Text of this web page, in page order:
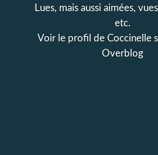
Lues, mais aussi aimées,
etc.
Voir le profil de Coccinelle
Overblog